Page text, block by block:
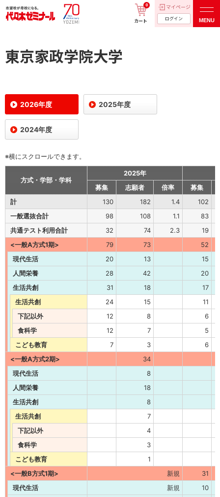
カート
0 マイページ
ログイン MENU
東京家政学院大学
2026年度 2025年度
2024年度
※横にスクロールできます。
方式・学部・学科
2025年
募集
志願者 倍率
募集
計
130 182 1.4
102
一般選抜合計
98 108 1.1
83
共通テスト利用合計
32 74 2.3
19
<一般A方式1期>
79 73
52
現代生活
20 13
15
人間栄養
28 42
20
生活共創
31 18
17
生活共創
24 15
11
下記以外
12 8
6
食科学
12 7
5
こども教育
7 3
6
<一般A方式2期>
34
現代生活
8
人間栄養
18
生活共創
8
生活共創
7
下記以外
4
食科学
3
こども教育
1
<一般B方式1期>
新規
31
現代生活
新規
10